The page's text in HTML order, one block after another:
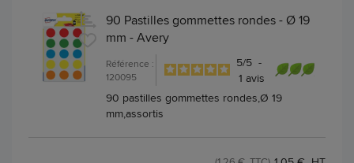
90 Pastilles gommettes rondes - Ø 19
mm - Avery
Référence :
120095
5/5 -
1 avis
90 pastilles gommettes rondes,Ø 19
mm,assortis